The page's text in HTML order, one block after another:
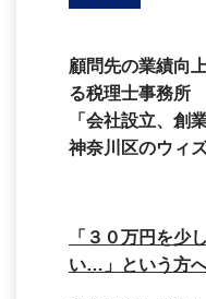
顧問先の業績向
る税理士事務所
「会社設立、創
神奈川区のウィ
「３０万円を少
い…」という方